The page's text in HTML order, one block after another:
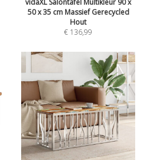
vidaXL Salontafel Multikleur 90 x
50 x 35 cm Massief Gerecycled
Hout
€ 136,99